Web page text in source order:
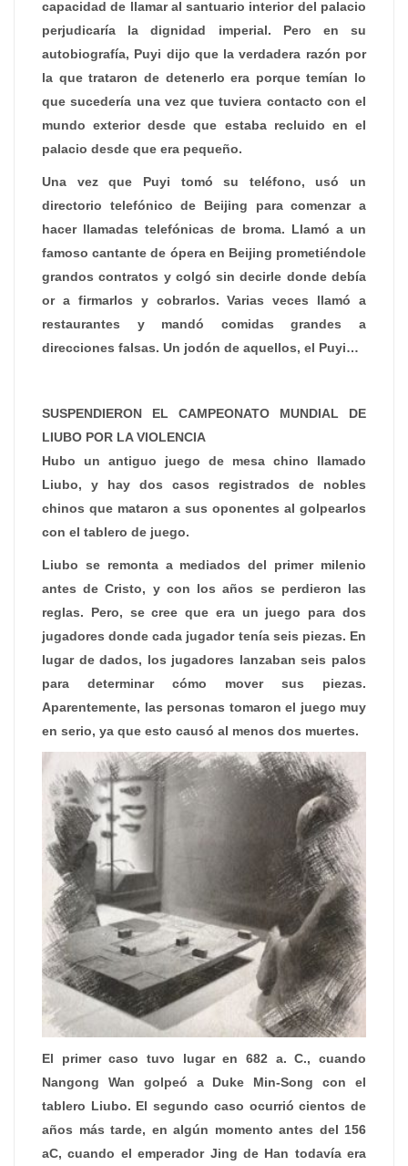
capacidad de llamar al santuario interior del palacio
perjudicaría la dignidad imperial. Pero en su
autobiografía, Puyi dijo que la verdadera razón por
la que trataron de detenerlo era porque temían lo
que sucedería una vez que tuviera contacto con el
mundo exterior desde que estaba recluido en el
palacio desde que era pequeño.
Una vez que Puyi tomó su teléfono, usó un
directorio telefónico de Beijing para comenzar a
hacer llamadas telefónicas de broma. Llamó a un
famoso cantante de ópera en Beijing prometiéndole
grandos contratos y colgó sin decirle donde debía
or a firmarlos y cobrarlos. Varias veces llamó a
restaurantes y mandó comidas grandes a
direcciones falsas. Un jodón de aquellos, el Puyi…
SUSPENDIERON EL CAMPEONATO MUNDIAL DE
LIUBO POR LA VIOLENCIA
Hubo un antiguo juego de mesa chino llamado
Liubo, y hay dos casos registrados de nobles
chinos que mataron a sus oponentes al golpearlos
con el tablero de juego.
Liubo se remonta a mediados del primer milenio
antes de Cristo, y con los años se perdieron las
reglas. Pero, se cree que era un juego para dos
jugadores donde cada jugador tenía seis piezas. En
lugar de dados, los jugadores lanzaban seis palos
para determinar cómo mover sus piezas.
Aparentemente, las personas tomaron el juego muy
en serio, ya que esto causó al menos dos muertes.
El primer caso tuvo lugar en 682 a. C., cuando
Nangong Wan golpeó a Duke Min-Song con el
tablero Liubo. El segundo caso ocurrió cientos de
años más tarde, en algún momento antes del 156
aC, cuando el emperador Jing de Han todavía era